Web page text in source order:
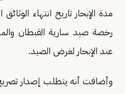
مدة الإبحار تاريخ انتهاء
رخصة صيد سارية القبطان
عند الإبحار لغرض الصيد.
وأضافت أنه يتطلب إصدار